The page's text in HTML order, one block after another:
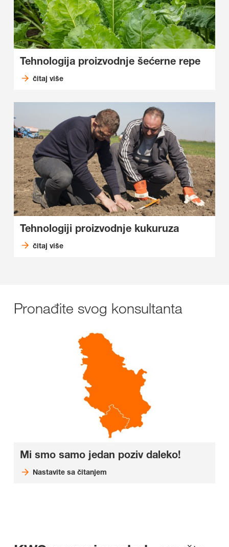
Tehnologija proizvodnje šećerne repe
čitaj više
Tehnologiji proizvodnje kukuruza
čitaj više
Pronađite svog konsultanta
Mi smo samo jedan poziv daleko!
Nastavite sa čitanjem